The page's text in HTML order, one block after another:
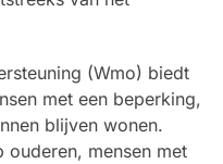
(Wmo) biedt
met een beperking,
blijven wonen.
ouderen, mensen met